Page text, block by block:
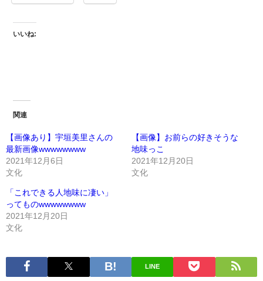
いいね:
関連
【画像あり】宇垣美里さんの
最新画像wwwwwwww
2021年12月6日
文化
【画像】お前らの好きそうな
地味っこ
2021年12月20日
文化
「これできる人地味に凄い」
ってものwwwwwwww
2021年12月20日
文化
LINE